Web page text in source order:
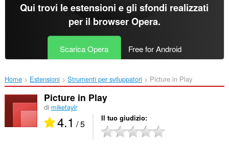
Qui trovi le estensioni e gli sfondi realizzati
per il browser Opera.
Scarica Opera Free for Android
Home Estensioni Strumenti per sviluppatori Picture in Play‎
Picture in Play
di miketaylr
4.1 / 5 Il tuo giudizio